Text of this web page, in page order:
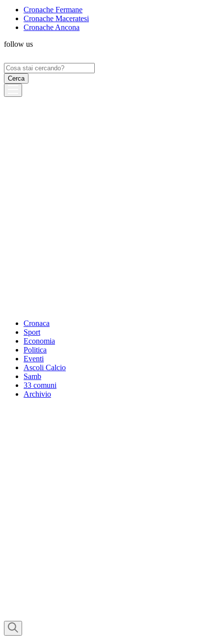
Cronache Fermane
Cronache Maceratesi
Cronache Ancona
follow us
Ricerca
per:
Cronaca
Sport
Economia
Politica
Eventi
Ascoli Calcio
Samb
33 comuni
Archivio